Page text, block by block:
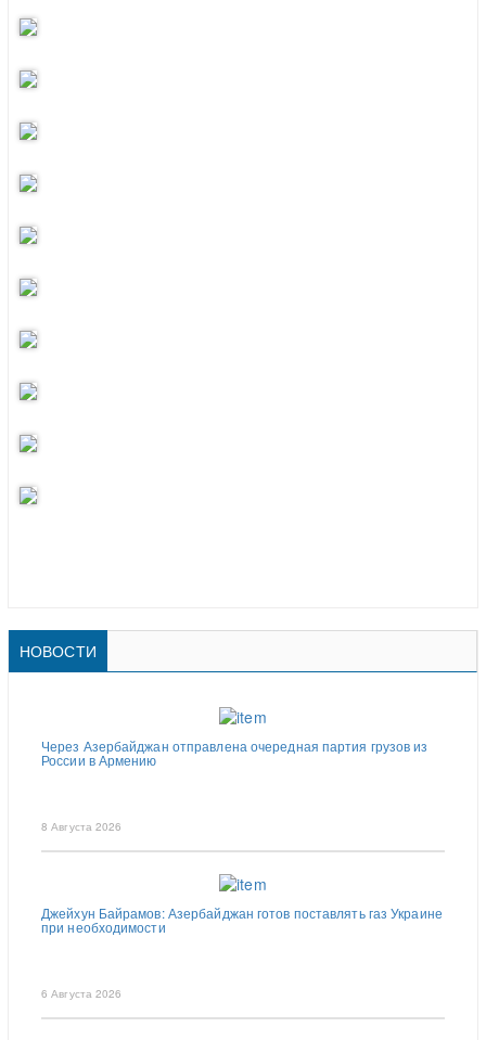
НОВОСТИ
Через Азербайджан отправлена очередная партия грузов из
России в Армению
8 Августа 2026
Джейхун Байрамов: Азербайджан готов поставлять газ Украине
при необходимости
6 Августа 2026